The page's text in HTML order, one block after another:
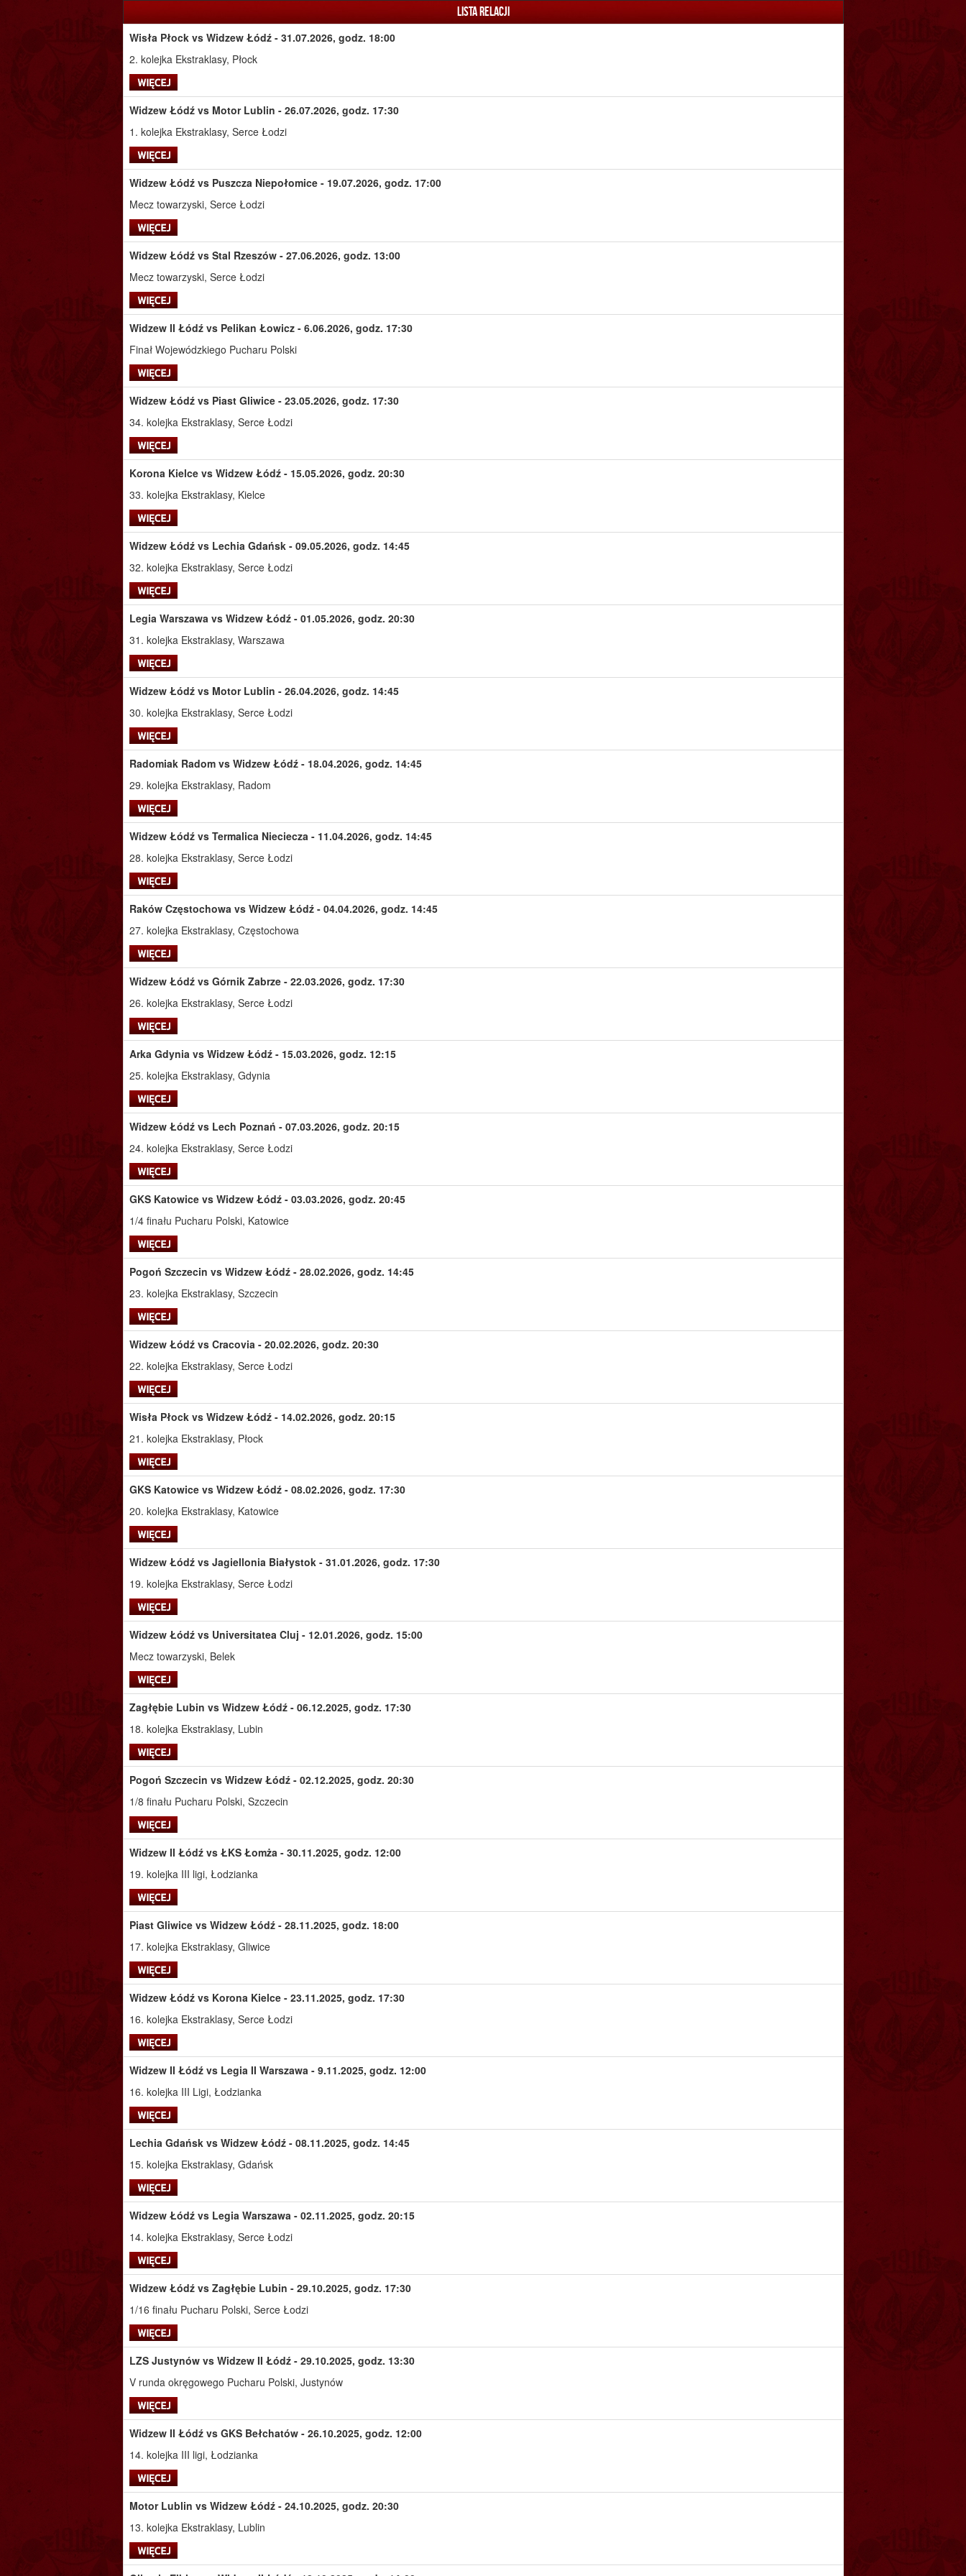
Lista relacji
Wisła Płock vs Widzew Łódź - 31.07.2026, godz. 18:00
2. kolejka Ekstraklasy, Płock
Widzew Łódź vs Motor Lublin - 26.07.2026, godz. 17:30
1. kolejka Ekstraklasy, Serce Łodzi
Widzew Łódź vs Puszcza Niepołomice - 19.07.2026, godz. 17:00
Mecz towarzyski, Serce Łodzi
Widzew Łódź vs Stal Rzeszów - 27.06.2026, godz. 13:00
Mecz towarzyski, Serce Łodzi
Widzew II Łódź vs Pelikan Łowicz - 6.06.2026, godz. 17:30
Finał Wojewódzkiego Pucharu Polski
Widzew Łódź vs Piast Gliwice - 23.05.2026, godz. 17:30
34. kolejka Ekstraklasy, Serce Łodzi
Korona Kielce vs Widzew Łódź - 15.05.2026, godz. 20:30
33. kolejka Ekstraklasy, Kielce
Widzew Łódź vs Lechia Gdańsk - 09.05.2026, godz. 14:45
32. kolejka Ekstraklasy, Serce Łodzi
Legia Warszawa vs Widzew Łódź - 01.05.2026, godz. 20:30
31. kolejka Ekstraklasy, Warszawa
Widzew Łódź vs Motor Lublin - 26.04.2026, godz. 14:45
30. kolejka Ekstraklasy, Serce Łodzi
Radomiak Radom vs Widzew Łódź - 18.04.2026, godz. 14:45
29. kolejka Ekstraklasy, Radom
Widzew Łódź vs Termalica Nieciecza - 11.04.2026, godz. 14:45
28. kolejka Ekstraklasy, Serce Łodzi
Raków Częstochowa vs Widzew Łódź - 04.04.2026, godz. 14:45
27. kolejka Ekstraklasy, Częstochowa
Widzew Łódź vs Górnik Zabrze - 22.03.2026, godz. 17:30
26. kolejka Ekstraklasy, Serce Łodzi
Arka Gdynia vs Widzew Łódź - 15.03.2026, godz. 12:15
25. kolejka Ekstraklasy, Gdynia
Widzew Łódź vs Lech Poznań - 07.03.2026, godz. 20:15
24. kolejka Ekstraklasy, Serce Łodzi
GKS Katowice vs Widzew Łódź - 03.03.2026, godz. 20:45
1/4 finału Pucharu Polski, Katowice
Pogoń Szczecin vs Widzew Łódź - 28.02.2026, godz. 14:45
23. kolejka Ekstraklasy, Szczecin
Widzew Łódź vs Cracovia - 20.02.2026, godz. 20:30
22. kolejka Ekstraklasy, Serce Łodzi
Wisła Płock vs Widzew Łódź - 14.02.2026, godz. 20:15
21. kolejka Ekstraklasy, Płock
GKS Katowice vs Widzew Łódź - 08.02.2026, godz. 17:30
20. kolejka Ekstraklasy, Katowice
Widzew Łódź vs Jagiellonia Białystok - 31.01.2026, godz. 17:30
19. kolejka Ekstraklasy, Serce Łodzi
Widzew Łódź vs Universitatea Cluj - 12.01.2026, godz. 15:00
Mecz towarzyski, Belek
Zagłębie Lubin vs Widzew Łódź - 06.12.2025, godz. 17:30
18. kolejka Ekstraklasy, Lubin
Pogoń Szczecin vs Widzew Łódź - 02.12.2025, godz. 20:30
1/8 finału Pucharu Polski, Szczecin
Widzew II Łódź vs ŁKS Łomża - 30.11.2025, godz. 12:00
19. kolejka III ligi, Łodzianka
Piast Gliwice vs Widzew Łódź - 28.11.2025, godz. 18:00
17. kolejka Ekstraklasy, Gliwice
Widzew Łódź vs Korona Kielce - 23.11.2025, godz. 17:30
16. kolejka Ekstraklasy, Serce Łodzi
Widzew II Łódź vs Legia II Warszawa - 9.11.2025, godz. 12:00
16. kolejka III Ligi, Łodzianka
Lechia Gdańsk vs Widzew Łódź - 08.11.2025, godz. 14:45
15. kolejka Ekstraklasy, Gdańsk
Widzew Łódź vs Legia Warszawa - 02.11.2025, godz. 20:15
14. kolejka Ekstraklasy, Serce Łodzi
Widzew Łódź vs Zagłębie Lubin - 29.10.2025, godz. 17:30
1/16 finału Pucharu Polski, Serce Łodzi
LZS Justynów vs Widzew II Łódź - 29.10.2025, godz. 13:30
V runda okręgowego Pucharu Polski, Justynów
Widzew II Łódź vs GKS Bełchatów - 26.10.2025, godz. 12:00
14. kolejka III ligi, Łodzianka
Motor Lublin vs Widzew Łódź - 24.10.2025, godz. 20:30
13. kolejka Ekstraklasy, Lublin